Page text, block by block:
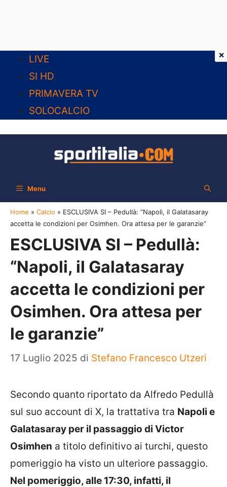
contenuto
LIVE
SI HD
PRIMAVERA TV
SOLOCALCIO
Menu
Home » Calcio » ESCLUSIVA SI – Pedullà: “Napoli, il Galatasaray
accetta le condizioni per Osimhen. Ora attesa per le garanzie”
ESCLUSIVA SI – Pedullà:
“Napoli, il Galatasaray
accetta le condizioni per
Osimhen. Ora attesa per
le garanzie”
17 Luglio 2025 di Stefano Francesco Utzeri
Secondo quanto riportato da Alfredo Pedullà
sul suo account di X, la trattativa tra Napoli e
Galatasaray per il passaggio di Victor
Osimhen a titolo definitivo ai turchi, questo
pomeriggio ha visto un ulteriore passaggio.
Nel pomeriggio, alle 17:30, infatti, il
×